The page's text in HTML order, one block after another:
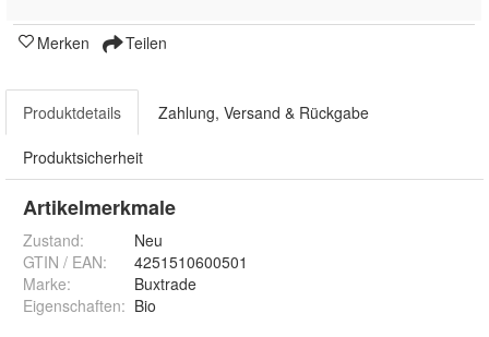
Merken Teilen
Produktdetails Zahlung, Versand & Rückgabe
Produktsicherheit
Artikelmerkmale
Zustand:
Neu
GTIN / EAN:
4251510600501
Marke:
Buxtrade
Eigenschaften: Bio